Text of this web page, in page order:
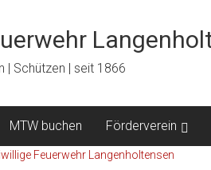
| Schützen | seit 1866
MTW buchen Förderverein